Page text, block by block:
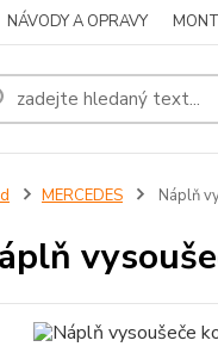
NÁVODY A OPRAVY
MERCEDES Náplň